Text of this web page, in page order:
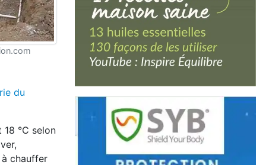
du
°C selon
à chauffer